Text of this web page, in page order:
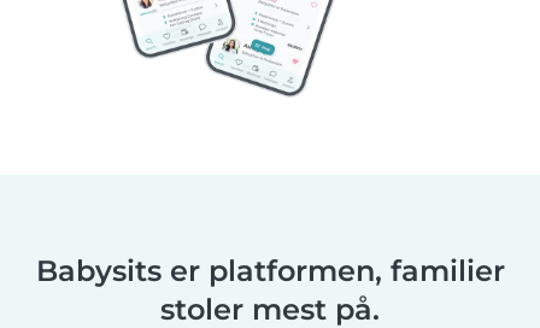
Babysits er platformen, familier
stoler mest på.